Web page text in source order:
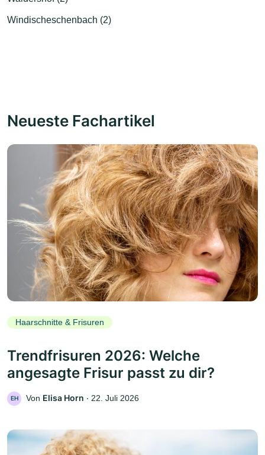
Windischeschenbach (2)
Neueste Fachartikel
Haarschnitte & Frisuren
Trendfrisuren 2026: Welche
angesagte Frisur passt zu dir?
EH Von Elisa Horn ‧ 22. Juli 2026